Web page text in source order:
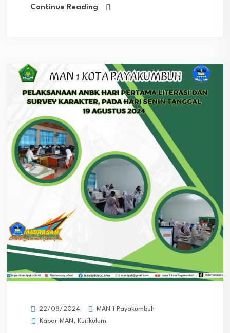
Continue Reading
22/08/2024
MAN 1 Payakumbuh
Kabar MAN , Kurikulum